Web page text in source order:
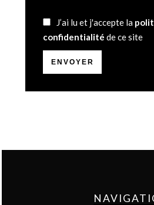
J’ai lu et j'accepte la
confidentialité de ce site
ENVOYER